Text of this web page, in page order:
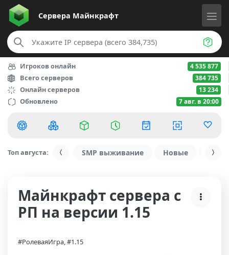
Сервера Майнкрафт
Игроков онлайн 4 535 877
Всего серверов 384 735
Онлайн серверов 13 234
Обновлено 7 авг. в 20:00
Топ августа: SMP выживание Новые С
Майнкрафт сервера с
РП на версии 1.15
#РолеваяИгра, #1.15